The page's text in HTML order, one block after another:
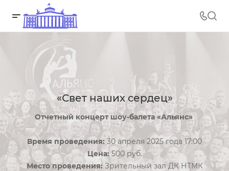
«Свет наших сердец»
Отчетный концерт шоу-балета «Альянс»
Время проведения: 30 апреля 2025 года 17:00
Цена: 500 руб.
Место проведения: Зрительный зал ДК НТМК